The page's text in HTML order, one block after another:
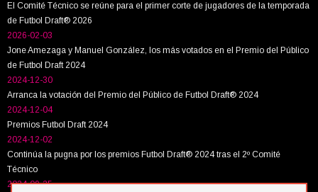
El Comité Técnico se reúne para el primer corte de jugadores de la temporada
de Futbol Draft® 2026
2026-02-03
Jone Amezaga y Manuel González, los más votados en el Premio del Público
de Futbol Draft 2024
2024-12-30
Arranca la votación del Premio del Público de Futbol Draft® 2024
2024-12-04
Premios Futbol Draft 2024
2024-12-02
Continúa la pugna por los premios Futbol Draft® 2024 tras el 2º Comité
Técnico
2024-09-25